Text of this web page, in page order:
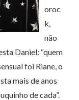
oroc
k,
não
Daniel: “quem
foi Riane, o
mais de anos
de cada”.